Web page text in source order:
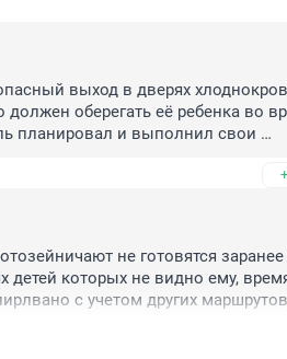
выход в дверях
оберегать её ребенка во
планировал и выполнил свои
не готовятся
детей которых не видно ему,
с учетом других